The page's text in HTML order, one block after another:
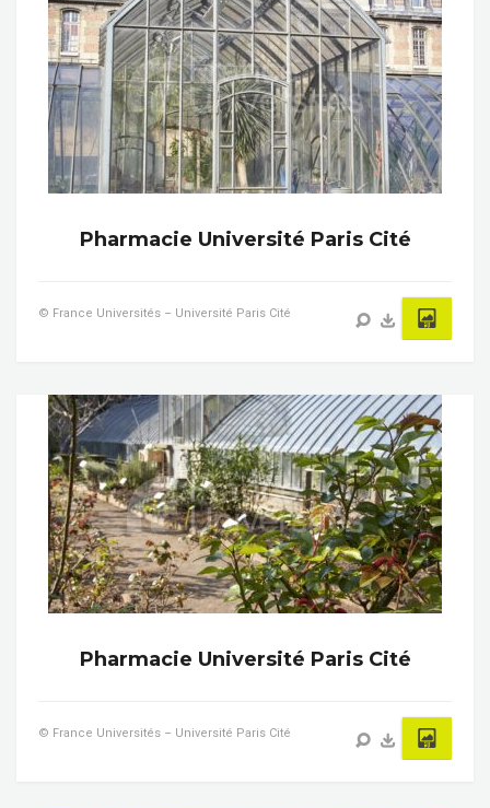
Pharmacie Université Paris Cité
© France Universités – Université Paris Cité
Pharmacie Université Paris Cité
© France Universités – Université Paris Cité